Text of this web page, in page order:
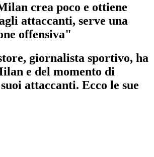
crea poco e ottiene
attaccanti, serve una
offensiva"
giornalista sportivo, ha
e del momento di
attaccanti. Ecco le sue